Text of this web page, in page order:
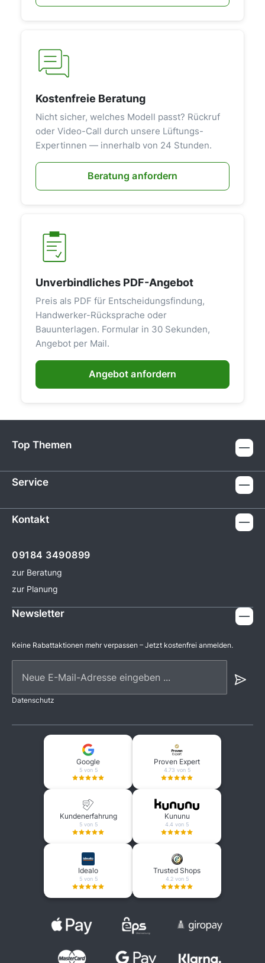
Kostenfreie Beratung
Nicht sicher, welches Modell passt? Rückruf
oder Video-Call durch unsere Lüftungs-
Expertinnen — innerhalb von 24 Stunden.
Beratung anfordern
Unverbindliches PDF-Angebot
Preis als PDF für Entscheidungsfindung,
Handwerker-Rücksprache oder
Bauunterlagen. Formular in 30 Sekunden,
Angebot per Mail.
Angebot anfordern
Top Themen
Service
Kontakt
09184 3490899
zur Beratung
zur Planung
Newsletter
Keine Rabattaktionen mehr verpassen – Jetzt kostenfrei anmelden.
Datenschutz
Google
5 von 5
Proven Expert
4.73 von 5
Kundenerfahrung
5 von 5
Kununu
4.4 von 5
Idealo
5 von 5
Trusted Shops
4.2 von 5